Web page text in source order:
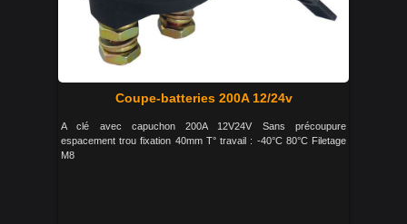
Coupe-batteries 200A 12/24v
A clé avec capuchon 200A 12V24V Sans précoupure
espacement trou fixation 40mm T° travail : -40°C 80°C Filetage
M8